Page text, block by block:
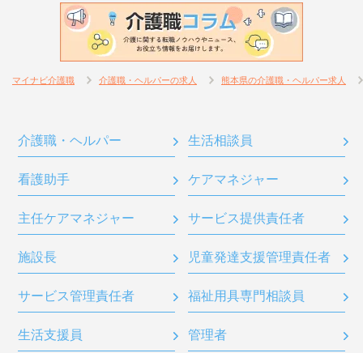
マイナビ介護職 介護職・ヘルパーの求人 熊本県の介護職・ヘルパー求人
介護職・ヘルパー 生活相談員
看護助手 ケアマネジャー
主任ケアマネジャー サービス提供責任者
施設長 児童発達支援管理責任者
サービス管理責任者 福祉用具専門相談員
生活支援員 管理者